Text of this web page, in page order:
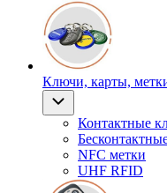
Ключи, карты,
Контактные
NFC метки
UHF RFID